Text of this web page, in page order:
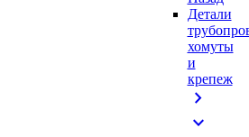
Детали
хомуты
и
крепеж
chevron_right
expand_more